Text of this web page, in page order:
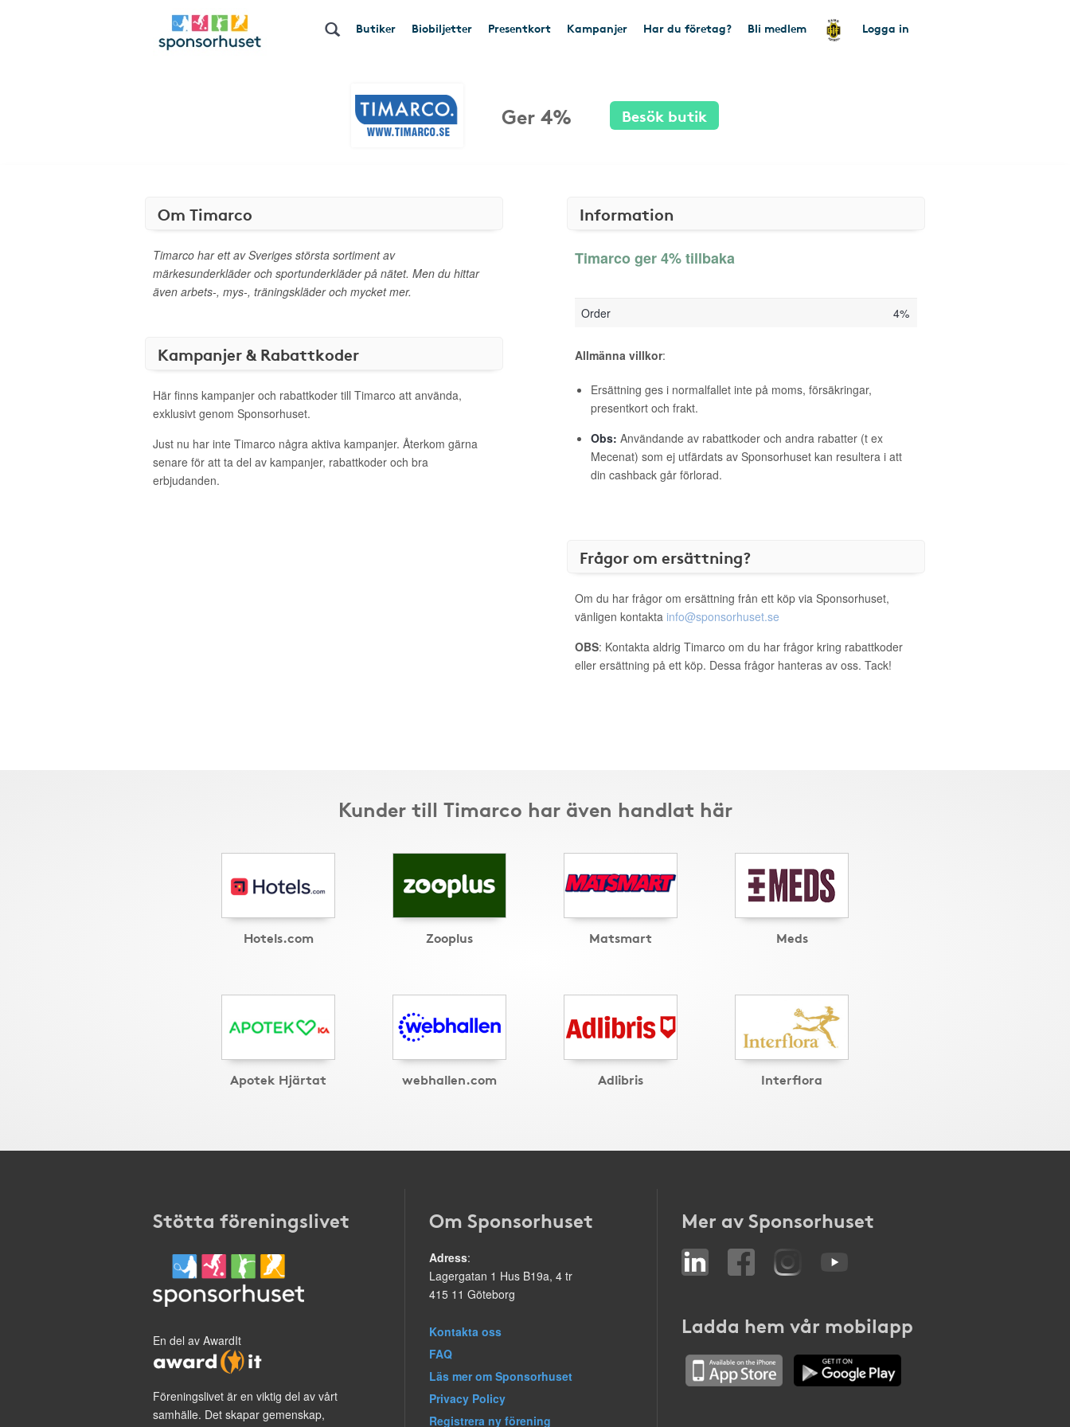
Butiker Biobiljetter Presentkort Kampanjer Har du företag? Bli medlem Logga in
Ger 4% Besök butik
Om Timarco
Timarco har ett av Sveriges största sortiment av
märkesunderkläder och sportunderkläder på nätet. Men du hittar
även arbets-, mys-, träningskläder och mycket mer.
Kampanjer & Rabattkoder
Här finns kampanjer och rabattkoder till Timarco att använda,
exklusivt genom Sponsorhuset.
Just nu har inte Timarco några aktiva kampanjer. Återkom gärna
senare för att ta del av kampanjer, rabattkoder och bra
erbjudanden.
Information
Timarco ger 4% tillbaka
Order 4%
Allmänna villkor:
Ersättning ges i normalfallet inte på moms, försäkringar,
presentkort och frakt.
Obs: Användande av rabattkoder och andra rabatter (t ex
Mecenat) som ej utfärdats av Sponsorhuset kan resultera i att
din cashback går förlorad.
Frågor om ersättning?
Om du har frågor om ersättning från ett köp via Sponsorhuset,
vänligen kontakta info@sponsorhuset.se
OBS: Kontakta aldrig Timarco om du har frågor kring rabattkoder
eller ersättning på ett köp. Dessa frågor hanteras av oss. Tack!
Kunder till Timarco har även handlat här
Hotels.com Zooplus Matsmart Meds
Apotek Hjärtat webhallen.com Adlibris Interflora
Stötta föreningslivet
En del av AwardIt
Föreningslivet är en viktig del av vårt
samhälle. Det skapar gemenskap,
Om Sponsorhuset
Adress:
Lagergatan 1 Hus B19a, 4 tr
415 11 Göteborg
Kontakta oss
FAQ
Läs mer om Sponsorhuset
Privacy Policy
Registrera ny förening
Mer av Sponsorhuset
Ladda hem vår mobilapp